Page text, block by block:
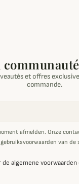
et offres
commande.
afmelden. Onze
gebruiksvoorwaarden van de
de algemene